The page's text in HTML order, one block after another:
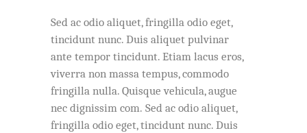
Sed ac odio aliquet, fringilla odio eget,
tincidunt nunc. Duis aliquet pulvinar
ante tempor tincidunt. Etiam lacus eros,
viverra non massa tempus, commodo
fringilla nulla. Quisque vehicula, augue
nec dignissim com. Sed ac odio aliquet,
fringilla odio eget, tincidunt nunc. Duis